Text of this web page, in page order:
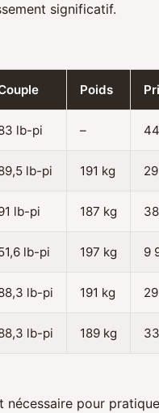
significatif.
Poids
lb-pi –
lb-pi 191 kg
lb-pi 187 kg
lb-pi 197 kg 9
lb-pi 191 kg
lb-pi 189 kg
nécessaire pour